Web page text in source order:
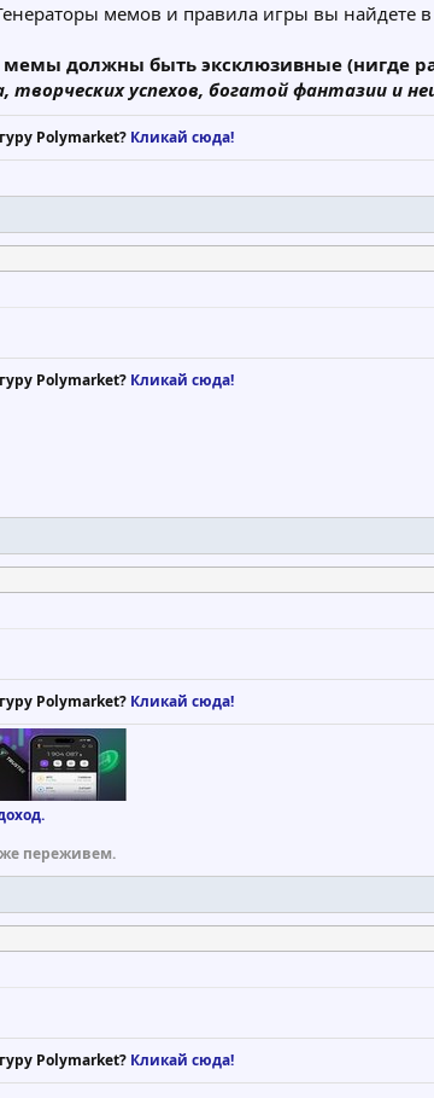
мемов и правила игры вы найдете
мемы должны быть эксклюзивные (нигде
успехов, богатой фантазии и
Polymarket? Кликай сюда!
Polymarket? Кликай сюда!
Polymarket? Кликай сюда!
переживем.
Polymarket? Кликай сюда!